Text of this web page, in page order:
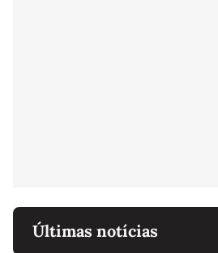
Últimas notícias